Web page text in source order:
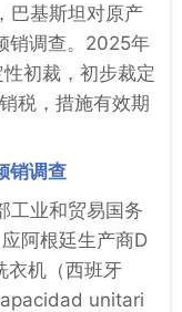
巴基斯坦对原产
销调查。2025年
初裁，初步裁定
税，措施有效期
销调查
工业和贸易国务
阿根廷生产商D
衣机（西班牙
unitari